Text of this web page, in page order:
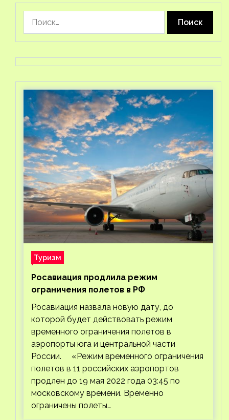
Туризм
Росавиация продлила режим
ограничения полетов в РФ
Росавиация назвала новую дату, до
которой будет действовать режим
временного ограничения полетов в
аэропорты юга и центральной части
России. «Режим временного ограничения
полетов в 11 российских аэропортов
продлен до 19 мая 2022 года 03:45 по
московскому времени. Временно
ограничены полеты…